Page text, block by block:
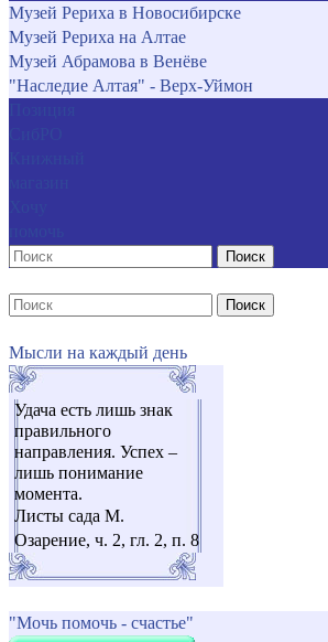
Музей Рериха в Новосибирске
Музей Рериха на Алтае
Музей Абрамова в Венёве
"Наследие Алтая" - Верх-Уймон
Поиск
Поиск
Мысли на каждый день
Удача есть лишь знак
правильного
направления. Успех –
лишь понимание
момента.
Листы сада М.
Озарение, ч. 2, гл. 2, п. 8
"Мочь помочь - счастье"